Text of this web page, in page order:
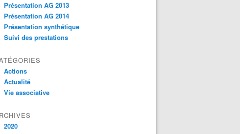
Présentation AG 2013
Présentation AG 2014
Présentation synthétique
Suivi des prestations
Actions
Actualité
Vie associative
2020